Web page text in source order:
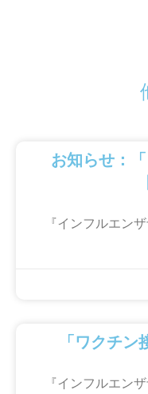
お知らせ：
『インフルエン
「ワクチン
『インフルエン